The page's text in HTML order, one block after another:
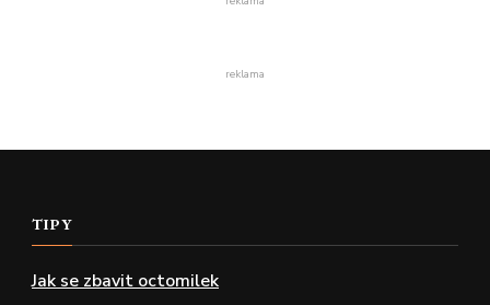
reklama
TIPY
Jak se zbavit octomilek